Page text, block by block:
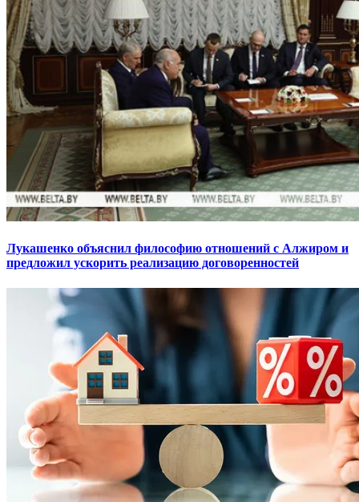
Лукашенко объяснил философию отношений с Алжиром и
предложил ускорить реализацию договоренностей